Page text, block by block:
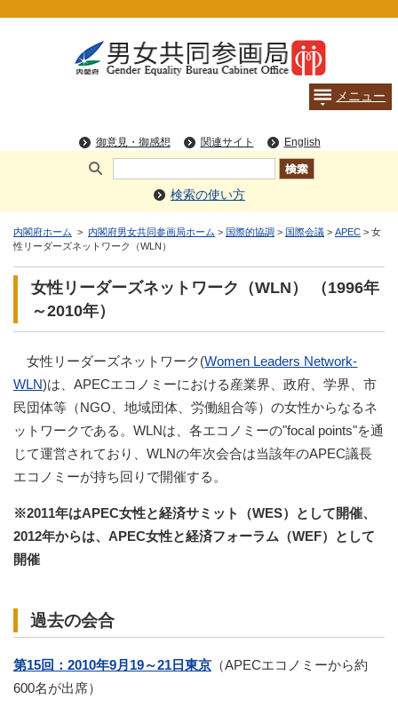
検索の使い方
内閣府ホーム > 内閣府男女共同参画局ホーム > 国際的協調 > 国際会議 > APEC > 女
性リーダーズネットワーク（WLN）
女性リーダーズネットワーク（WLN） （1996年
～2010年）
女性リーダーズネットワーク(Women Leaders Network-
WLN)は、APECエコノミーにおける産業界、政府、学界、市
民団体等（NGO、地域団体、労働組合等）の女性からなるネ
ットワークである。WLNは、各エコノミーの"focal points"を通
じて運営されており、WLNの年次会合は当該年のAPEC議長
エコノミーが持ち回りで開催する。
※2011年はAPEC女性と経済サミット（WES）として開催、
2012年からは、APEC女性と経済フォーラム（WEF）として
開催
過去の会合
第15回：2010年9月19～21日東京 （APECエコノミーから約
600名が出席）